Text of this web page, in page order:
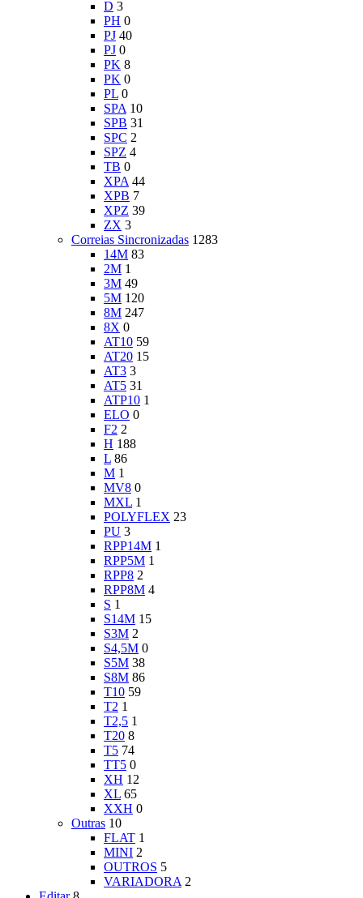
D 3
PH 0
PJ 40
PJ 0
PK 8
PK 0
PL 0
SPA 10
SPB 31
SPC 2
SPZ 4
TB 0
XPA 44
XPB 7
XPZ 39
ZX 3
Correias Sincronizadas 1283
14M 83
2M 1
3M 49
5M 120
8M 247
8X 0
AT10 59
AT20 15
AT3 3
AT5 31
ATP10 1
ELO 0
F2 2
H 188
L 86
M 1
MV8 0
MXL 1
POLYFLEX 23
PU 3
RPP14M 1
RPP5M 1
RPP8 2
RPP8M 4
S 1
S14M 15
S3M 2
S4,5M 0
S5M 38
S8M 86
T10 59
T2 1
T2,5 1
T20 8
T5 74
TT5 0
XH 12
XL 65
XXH 0
Outras 10
FLAT 1
MINI 2
OUTROS 5
VARIADORA 2